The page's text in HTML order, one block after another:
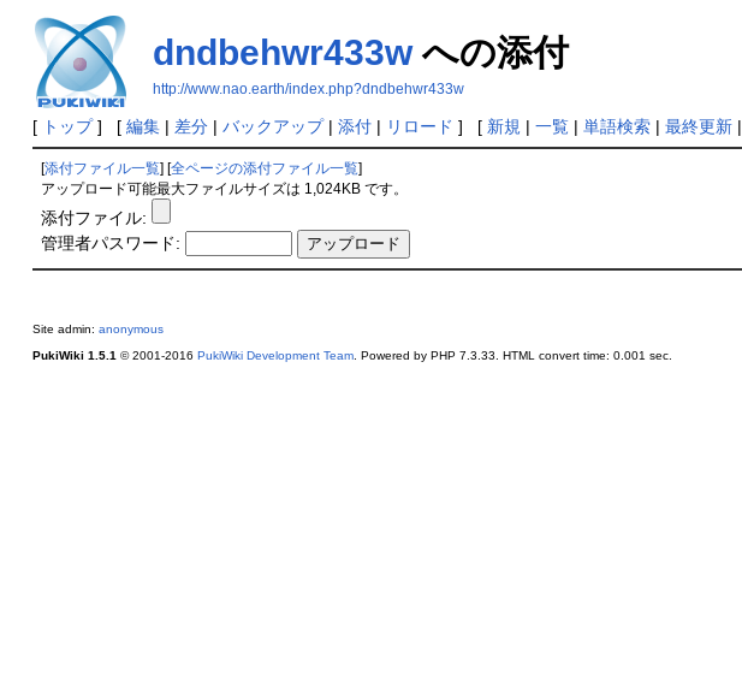
dndbehwr433wへの添付
http://www.nao.earth/index.php?dndbehwr433w
[ トップ] [ 編集| 差分| バックアップ| 添付| リロード ] [ 新規 | 一覧| 単語検索| 最終更新|
[添付ファイル一覧 ] [全ページの添付ファイル一覧
アップロード可能最大ファイルサイズは 1,024KB です。
添付ファイル:
管理者パスワード:
Site admin: anonymous
PukiWiki 1.5.1 © 2001-2016 PukiWiki Development Team. Powered by PHP 7.3.33. HTML convert time: 0.001 sec.